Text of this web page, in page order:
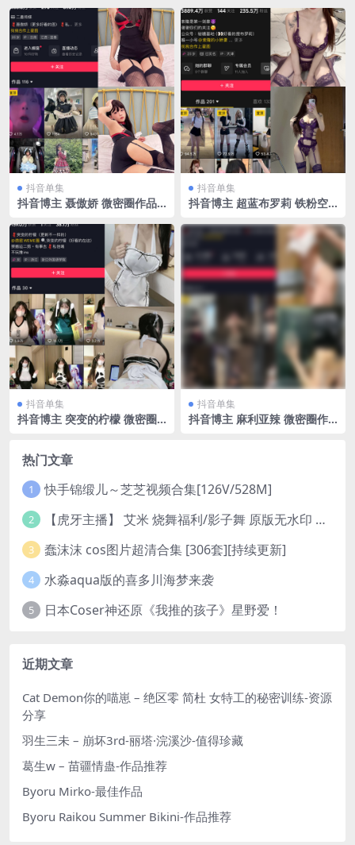
抖音单集
抖音博主 聂傲娇 微密圈作品
023.9.8
抖音单集
抖音博主 超蓝布罗莉 铁粉空
抖音单集
抖音博主 突变的柠檬 微密圈
抖音单集
抖音博主 麻利亚辣 微密圈作
热门文章
1 快手锦缎儿～芝芝视频合集[126V/528M]
2 【虎牙主播】 艾米 烧舞福利/影子舞 原版无水印 （1v/130m）
3 蠢沫沫 cos图片超清合集 [306套][持续更新]
4 水淼aqua版的喜多川海梦来袭
5 日本Coser神还原《我推的孩子》星野爱！
近期文章
Cat Demon你的喵崽 – 绝区零 简杜 女特工的秘密训练-资源
分享
羽生三未 – 崩坏3rd-丽塔·浣溪沙-值得珍藏
葛生w – 苗疆情蛊-作品推荐
Byoru Mirko-最佳作品
Byoru Raikou Summer Bikini-作品推荐